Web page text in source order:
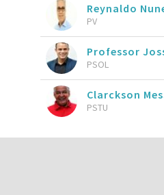
Reynaldo
PV
Professor
PSOL
Clarckson
PSTU